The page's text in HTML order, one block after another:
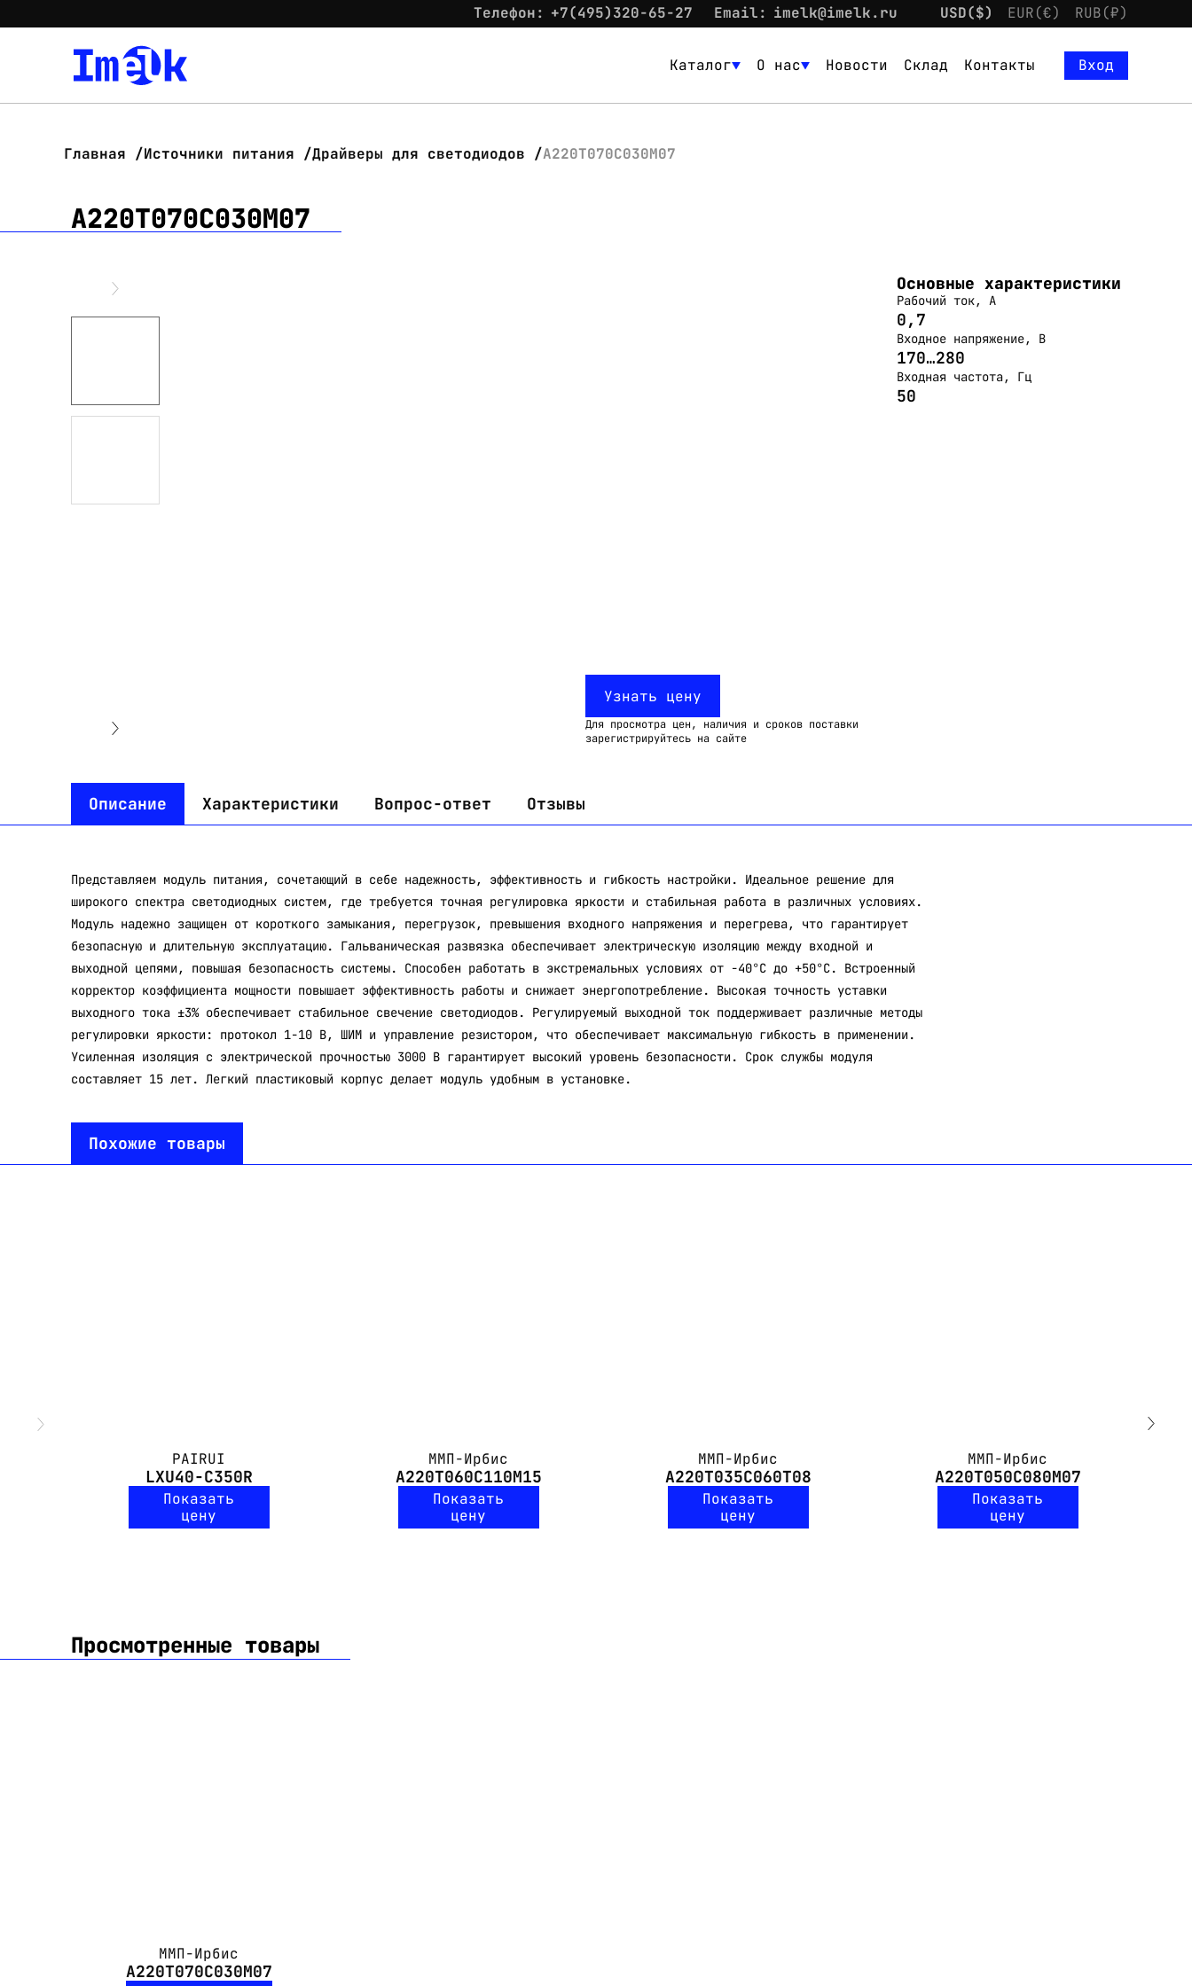
Телефон: +7(495)320-65-27 Email: imelk@imelk.ru USD($) EUR(€) RUB(₽)
Каталог О нас Новости Склад Контакты
Вход
Главная Источники питания Драйверы для светодиодов А220Т070С030М07
А220Т070С030М07
Узнать цену
Для просмотра цен, наличия и сроков поставки
зарегистрируйтесь на сайте
Основные характеристики
Рабочий ток, А
0,7
Входное напряжение, В
170…280
Входная частота, Гц
50
Описание Характеристики Вопрос-ответ Отзывы
Представляем модуль питания, сочетающий в себе надежность, эффективность и гибкость настройки. Идеальное решение для
широкого спектра светодиодных систем, где требуется точная регулировка яркости и стабильная работа в различных условиях.
Модуль надежно защищен от короткого замыкания, перегрузок, превышения входного напряжения и перегрева, что гарантирует
безопасную и длительную эксплуатацию. Гальваническая развязка обеспечивает электрическую изоляцию между входной и
выходной цепями, повышая безопасность системы. Способен работать в экстремальных условиях от -40°С до +50°С. Встроенный
корректор коэффициента мощности повышает эффективность работы и снижает энергопотребление. Высокая точность уставки
выходного тока ±3% обеспечивает стабильное свечение светодиодов. Регулируемый выходной ток поддерживает различные методы
регулировки яркости: протокол 1-10 В, ШИМ и управление резистором, что обеспечивает максимальную гибкость в применении.
Усиленная изоляция с электрической прочностью 3000 В гарантирует высокий уровень безопасности. Срок службы модуля
составляет 15 лет. Легкий пластиковый корпус делает модуль удобным в установке.
Похожие товары
PAIRUI
LXU40-C350R
Показать
цену
ММП-Ирбис
А220Т060С110М15
Показать
цену
ММП-Ирбис
А220Т035С060Т08
Показать
цену
ММП-Ирбис
А220Т050С080М07
Показать
цену
Просмотренные товары
ММП-Ирбис
А220Т070С030М07